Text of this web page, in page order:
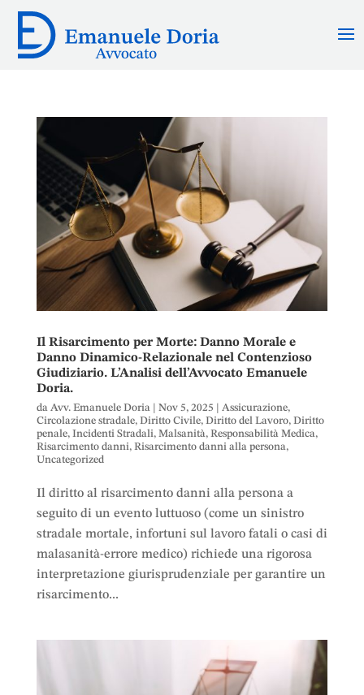
Il Risarcimento per Morte: Danno Morale e
Danno Dinamico-Relazionale nel Contenzioso
Giudiziario. L’Analisi dell’Avvocato Emanuele
Doria.
da Avv. Emanuele Doria| Nov 5, 2025 Assicurazione,
Circolazione stradale, Diritto Civile, Diritto del Lavoro, Diritto
penale, Incidenti Stradali, Malsanità, Responsabilità Medica,
Risarcimento danni, Risarcimento danni alla persona,
Uncategorized
Il diritto al risarcimento danni alla persona a
seguito di un evento luttuoso (come un sinistro
stradale mortale, infortuni sul lavoro fatali o casi di
malasanità-errore medico) richiede una rigorosa
interpretazione giurisprudenziale per garantire un
risarcimento...